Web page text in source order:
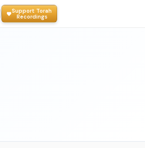
Support Torah
Recordings